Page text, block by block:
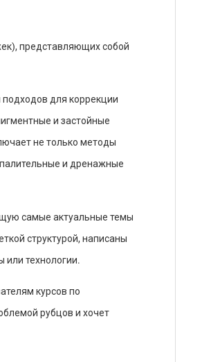
представляющих собой
для коррекции
и застойные
не только методы
и дренажные
самые актуальные темы
структурой, написаны
технологии.
курсов по
рубцов и хочет